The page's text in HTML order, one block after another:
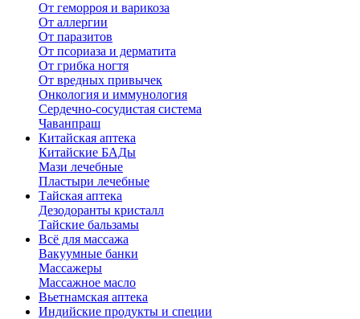
От геморроя и варикоза
От аллергии
От паразитов
От псориаза и дерматита
От грибка ногтя
От вредных привычек
Онкология и иммунология
Сердечно-сосудистая система
Чаванпраш
Китайская аптека
Китайские БАДы
Мази лечебные
Пластыри лечебные
Тайская аптека
Дезодоранты кристалл
Тайские бальзамы
Всё для массажа
Вакуумные банки
Массажеры
Массажное масло
Вьетнамская аптека
Индийские продукты и специи